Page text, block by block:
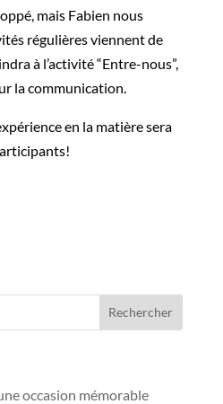
mais Fabien nous
régulières viennentde
à l’activité “Entre-nous”,
la communication.
en la matière sera
occasion mémorable